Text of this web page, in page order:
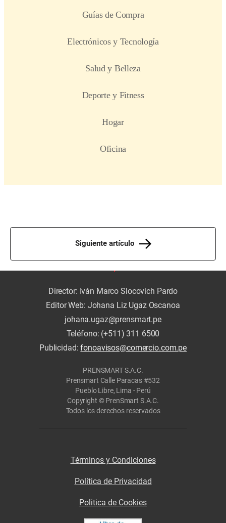
Siguiente artículo
Director: Iván Marco Slocovich Pardo
Editor Web: Johana Liz Ugaz Oscanoa
johana.ugaz@prensmart.pe
Teléfono: (+511) 311 6500
Publicidad:fonoavisos@comercio.com.pe
PRENSMART S.A.C.
Prensmart Calle Paracas #532
Pueblo Libre, Lima - Perú
Copyright © PrenSmart S.A.C.
Todos los derechos reservados
Términos y Condiciones
Política de Privacidad
Politica de Cookies